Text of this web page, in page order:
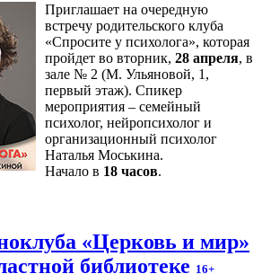
Приглашает на очередную
встречу родительского клуба
«Спросите у психолога», которая
пройдет во вторник, 28 апреля, в
зале № 2 (М. Ульяновой, 1,
первый этаж). Спикер
мероприятия – семейный
психолог, нейропсихолог и
организационный психолог
Наталья Моськина.
Начало в 18 часов.
«Церковь и мир»
библиотеке 16+